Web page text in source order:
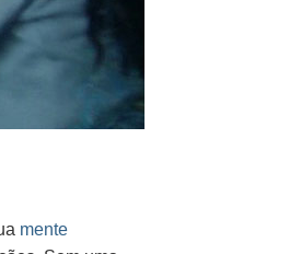
mente